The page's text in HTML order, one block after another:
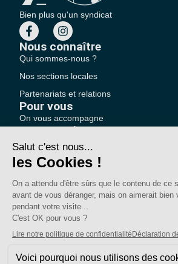
Bien plus qu'un syndicat
Nous connaître
Qui sommes-nous ?
Nos sections locales
Partenariats et relations
Pour vous
On vous accompagne
Une question ?
Pourquoi adhérer ?
Votre section locale
Nous contacter
Votre espace
Accéder à mon compte
Adhérer au SE-UNSA